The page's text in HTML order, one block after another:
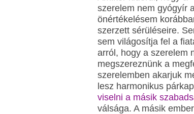
szerelem nem gyógyír
önértékelésem
szerzett sérüléseire.
sem világosítja fel a
arról, hogy a szerelem
megszereznünk a
szerelemben akarjuk
lesz harmonikus
viselni a másik
válsága. A másik